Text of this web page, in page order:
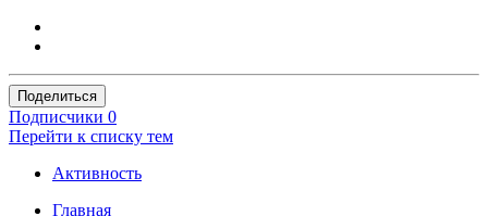
Поделиться
Подписчики 0
Перейти к списку тем
Активность
Главная